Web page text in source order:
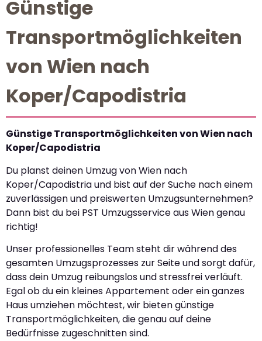
Günstige
Transportmöglichkeiten
von Wien nach
Koper/Capodistria
Günstige Transportmöglichkeiten von Wien nach
Koper/Capodistria
Du planst deinen Umzug von Wien nach
Koper/Capodistria und bist auf der Suche nach einem
zuverlässigen und preiswerten Umzugsunternehmen?
Dann bist du bei PST Umzugsservice aus Wien genau
richtig!
Unser professionelles Team steht dir während des
gesamten Umzugsprozesses zur Seite und sorgt dafür,
dass dein Umzug reibungslos und stressfrei verläuft.
Egal ob du ein kleines Appartement oder ein ganzes
Haus umziehen möchtest, wir bieten günstige
Transportmöglichkeiten, die genau auf deine
Bedürfnisse zugeschnitten sind.